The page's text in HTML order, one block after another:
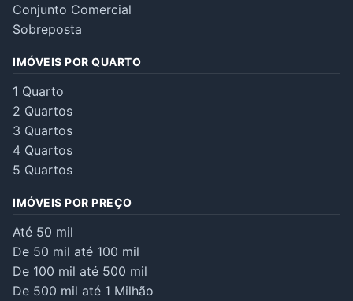
Conjunto Comercial
Sobreposta
IMÓVEIS POR QUARTO
1 Quarto
2 Quartos
3 Quartos
4 Quartos
5 Quartos
IMÓVEIS POR PREÇO
Até 50 mil
De 50 mil até 100 mil
De 100 mil até 500 mil
De 500 mil até 1 Milhão